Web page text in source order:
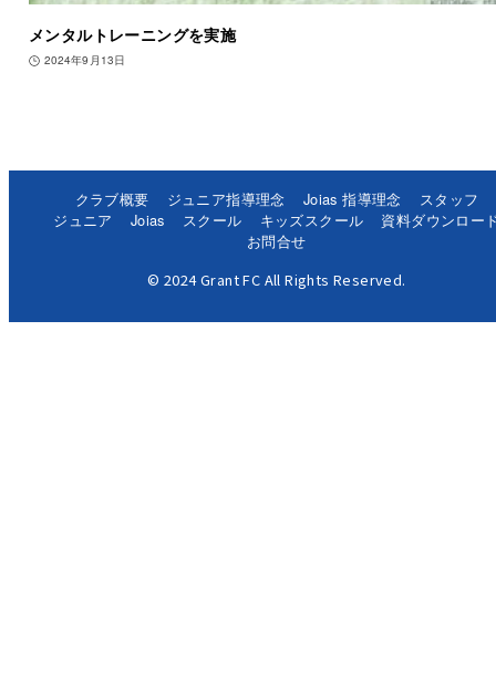
メンタルトレーニングを実施
2024年9月13日
クラブ概要 ジュニア指導理念 Joias 指導理念
スタッフ
ジュニア
Joias スクール キッズスクール
資料ダウンロー
お問合せ
© 2024 Grant FC All Rights Reserved.